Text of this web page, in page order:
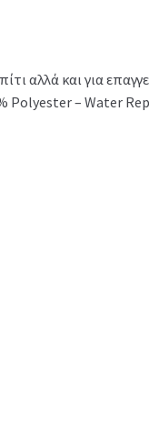
αλλά και για
Polyester – Water